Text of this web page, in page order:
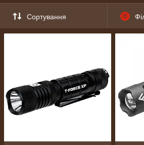
Сортування 0